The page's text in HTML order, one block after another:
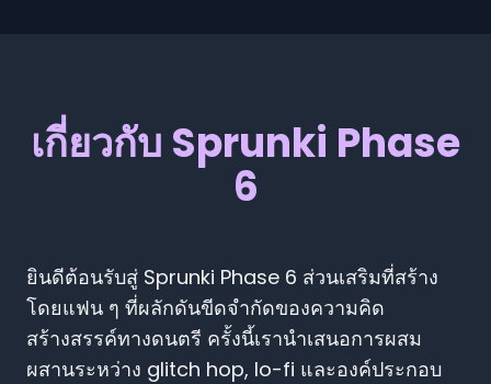
เกี่ยวกับ Sprunki Phase
6
ยินดีต้อนรับสู่ Sprunki Phase 6 ส่วนเสริมที่สร้าง
โดยแฟน ๆ ที่ผลักดันขีดจำกัดของความคิด
สร้างสรรค์ทางดนตรี ครั้งนี้เรานำเสนอการผสม
ผสานระหว่าง glitch hop, lo-fi และองค์ประกอบ